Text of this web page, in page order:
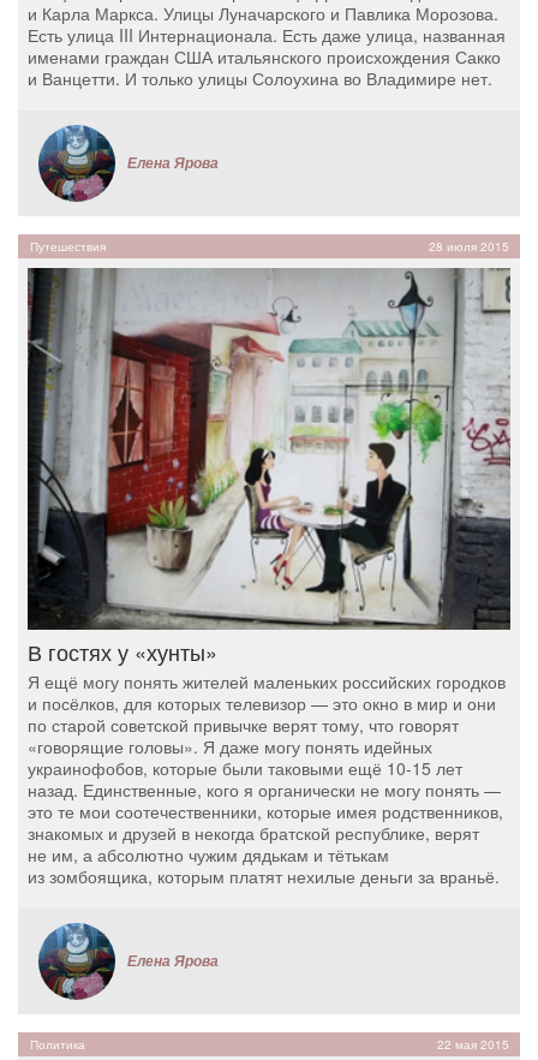
и Карла Маркса. Улицы Луначарского и Павлика Морозова.
Есть улица III Интернационала. Есть даже улица, названная
именами граждан США итальянского происхождения Сакко
и Ванцетти. И только улицы Солоухина во Владимире нет.
Елена Ярова
Путешествия 28 июля 2015
В гостях у «хунты»
Я ещё могу понять жителей маленьких российских городков
и посёлков, для которых телевизор — это окно в мир и они
по старой советской привычке верят тому, что говорят
«говорящие головы». Я даже могу понять идейных
украинофобов, которые были таковыми ещё 10-15 лет
назад. Единственные, кого я органически не могу понять —
это те мои соотечественники, которые имея родственников,
знакомых и друзей в некогда братской республике, верят
не им, а абсолютно чужим дядькам и тётькам
из зомбоящика, которым платят нехилые деньги за враньё.
Елена Ярова
Политика 22 мая 2015